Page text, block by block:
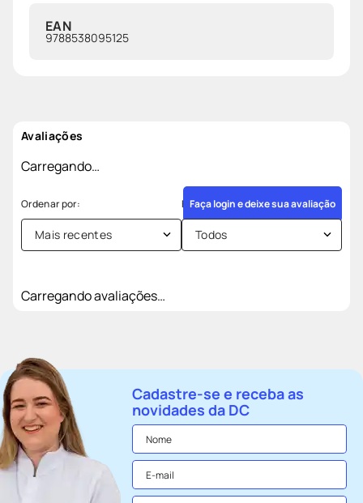
EAN
9788538095125
Avaliações
Carregando…
Faça login e deixe sua avaliação
Mais recentes Todos
Carregando avaliações…
Cadastre-se e receba as
novidades da DC